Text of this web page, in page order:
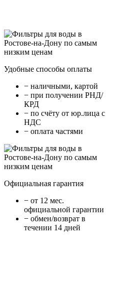
Удобные способы оплаты
− наличными, картой
− при получении РНД/
КРД
− по счёту от юр.лица с
НДС
− оплата частями
Официальная гарантия
− от 12 мес.
официальной гарантии
− обмен/возврат в
течении 14 дней